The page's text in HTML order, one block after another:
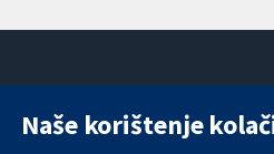
11-13
Naše korištenje